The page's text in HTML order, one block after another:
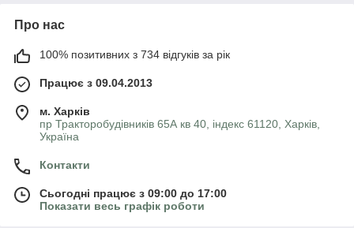
Про нас
100% позитивних з 734 відгуків за рік
Працює з 09.04.2013
м. Харків
пр Тракторобудівників 65А кв 40, індекс 61120, Харків,
Україна
Контакти
Сьогодні працює з 09:00 до 17:00
Показати весь графік роботи